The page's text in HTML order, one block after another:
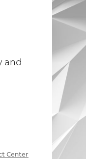
and
Center